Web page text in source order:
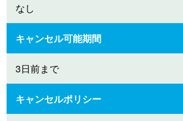
なし
キャンセル可能期間
3日前まで
キャンセルポリシー